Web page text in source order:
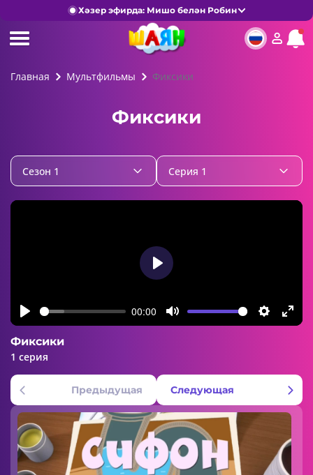
Хәзер эфирда: Мишо белән Робин
Главная Мультфильмы Фиксики
Фиксики
Сезон 1 Серия 1
Play
00:00
Mute Settings
Play
Фиксики
1 серия
Предыдущая Следующая